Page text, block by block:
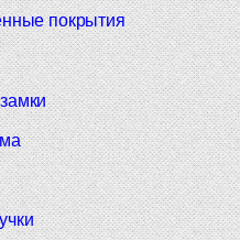
покрытия